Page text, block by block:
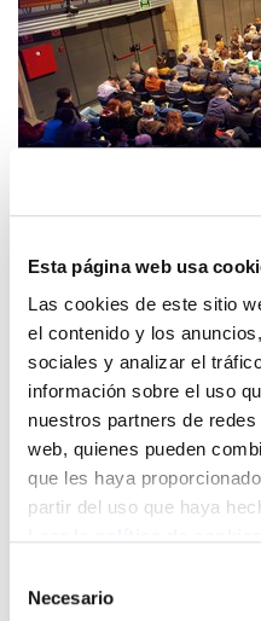
Esta página web usa
Las cookies de este sitio
el contenido y los
sociales y analizar el
información sobre el uso
nuestros partners de
web, quienes pueden
que les haya
partir del uso que haya
Necesario
"Pensamos que los
migratorios, pero no es
mejorar la situación de
aumentar su
número de las que
sucediendo en las
nuestro imaginario) y
inmigrantes que viven
distintas, no tienen
y refugiadas en Europa